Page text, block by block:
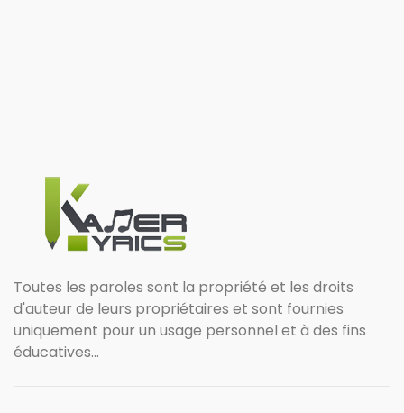
Toutes les paroles sont la propriété et les droits
d'auteur de leurs propriétaires et sont fournies
uniquement pour un usage personnel et à des fins
éducatives...